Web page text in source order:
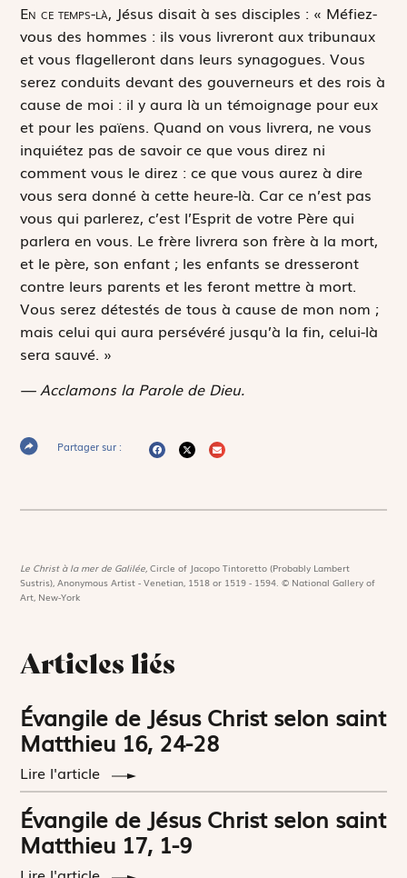
En ce temps-là, Jésus disait à ses disciples : « Méfiez-
vous des hommes : ils vous livreront aux tribunaux
et vous flagelleront dans leurs synagogues. Vous
serez conduits devant des gouverneurs et des rois à
cause de moi : il y aura là un témoignage pour eux
et pour les païens. Quand on vous livrera, ne vous
inquiétez pas de savoir ce que vous direz ni
comment vous le direz : ce que vous aurez à dire
vous sera donné à cette heure-là. Car ce n’est pas
vous qui parlerez, c’est l’Esprit de votre Père qui
parlera en vous. Le frère livrera son frère à la mort,
et le père, son enfant ; les enfants se dresseront
contre leurs parents et les feront mettre à mort.
Vous serez détestés de tous à cause de mon nom ;
mais celui qui aura persévéré jusqu’à la fin, celui-là
sera sauvé. »
— Acclamons la Parole de Dieu.
Partager sur :
Le Christ à la mer de Galilée,Circle of Jacopo Tintoretto (Probably Lambert
Sustris), Anonymous Artist - Venetian, 1518 or 1519 - 1594. © National Gallery of
Art, New-York
Articles liés
Évangile de Jésus Christ selon saint
Matthieu 16, 24-28
Lire l'article
Évangile de Jésus Christ selon saint
Matthieu 17, 1-9